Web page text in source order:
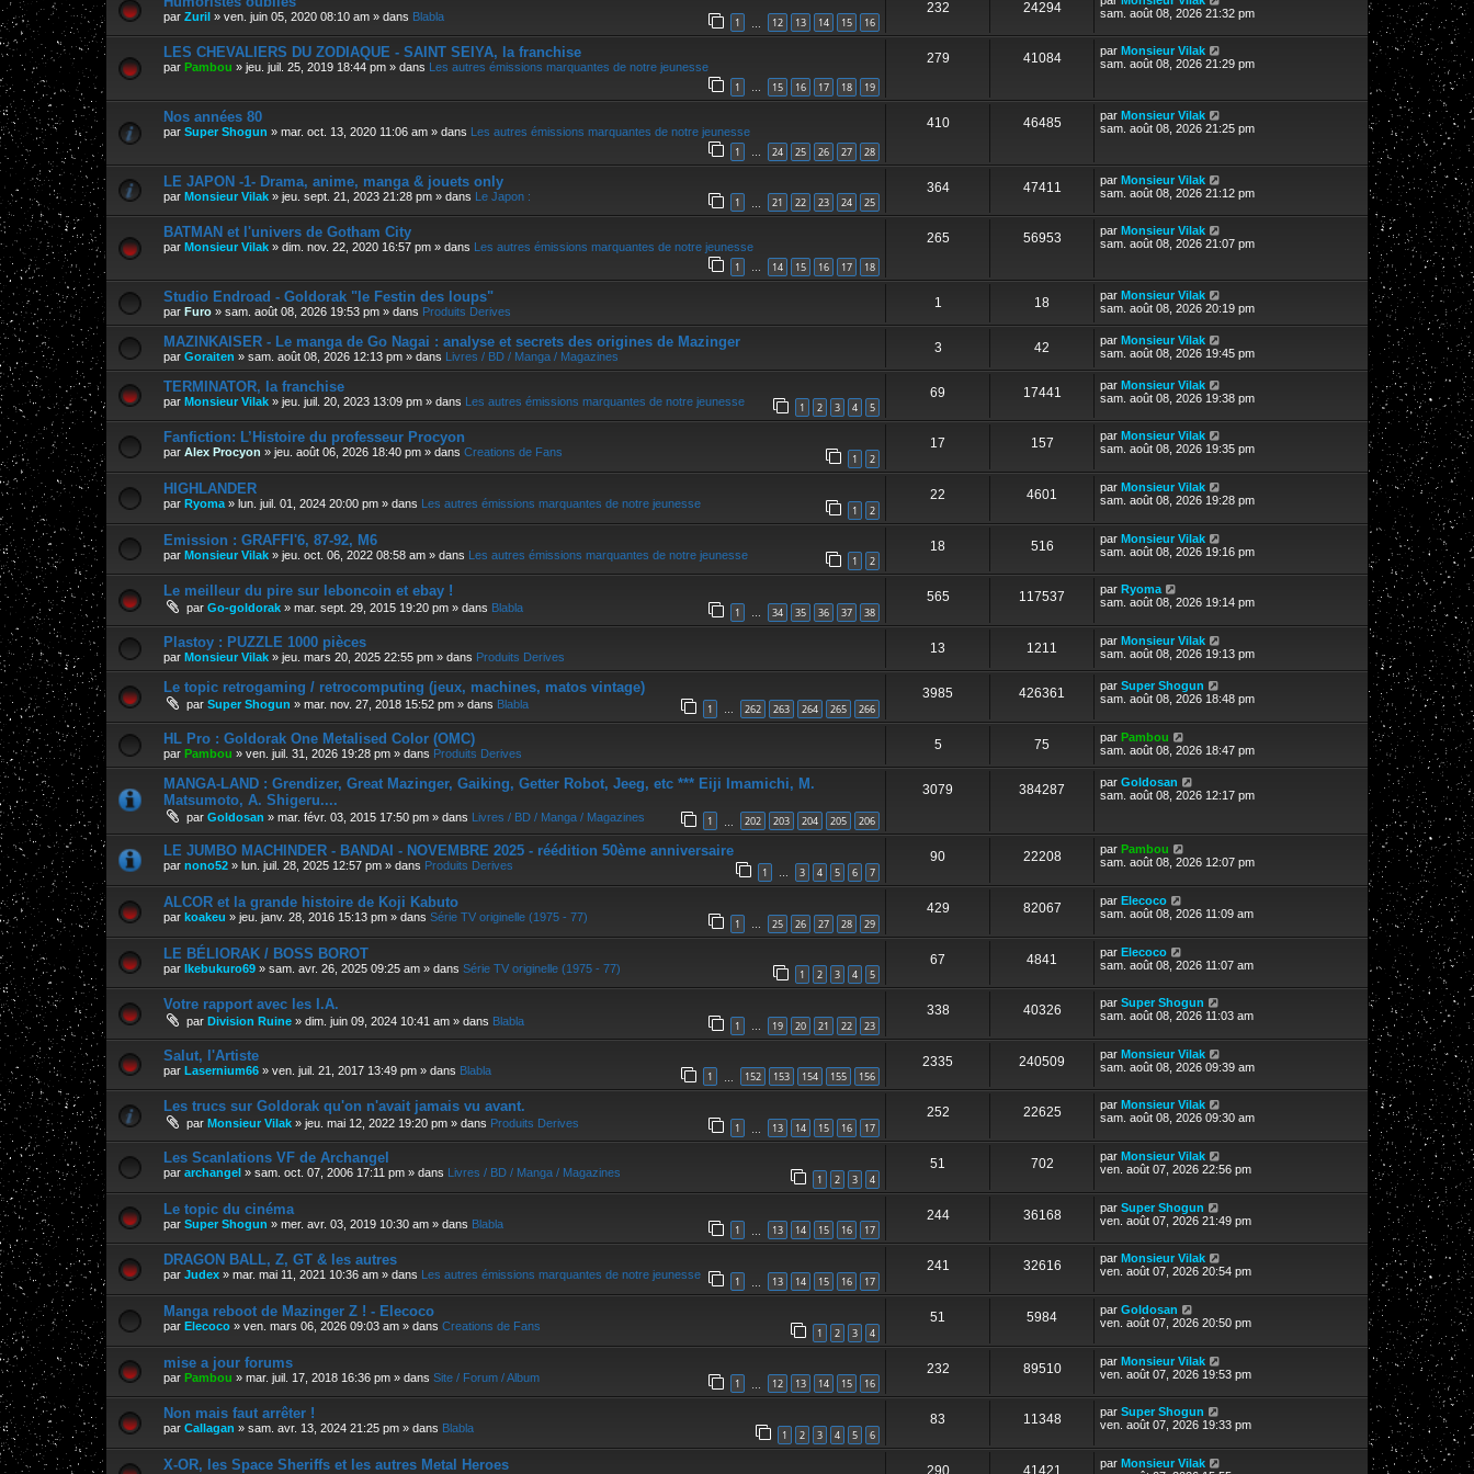
par Zuril » ven. juin 05, 2020 08:10 am » dans Blabla 1 12 13 14 15 16
232 24294
sam. août 08, 2026 21:32 pm
LES CHEVALIERS DU ZODIAQUE - SAINT SEIYA, la franchise
par Pambou » jeu. juil. 25, 2019 18:44 pm » dans Les autres émissions marquantes de notre jeunesse
1 … 15 16 17 18 19
279 41084 par Monsieur Vilak
sam. août 08, 2026 21:29 pm
Nos années 80
par Super Shogun » mar. oct. 13, 2020 11:06 am » dans Les autres émissions marquantes de notre jeunesse
1 24 25 26 27 28
410 46485 par Monsieur Vilak
sam. août 08, 2026 21:25 pm
LE JAPON -1- Drama, anime, manga & jouets only
par Monsieur Vilak » jeu. sept. 21, 2023 21:28 pm » dans Le Japon : 1 21 22 23 24 25
364 47411 par Monsieur Vilak
sam. août 08, 2026 21:12 pm
BATMAN et l'univers de Gotham City
par Monsieur Vilak » dim. nov. 22, 2020 16:57 pm » dans Les autres émissions marquantes de notre jeunesse
1 … 14 15 16 17 18
265 56953 par Monsieur Vilak
sam. août 08, 2026 21:07 pm
Studio Endroad - Goldorak "le Festin des loups"
par Furo » sam. août 08, 2026 19:53 pm » dans Produits Derives
1 18 par Monsieur Vilak
sam. août 08, 2026 20:19 pm
MAZINKAISER - Le manga de Go Nagai : analyse et secrets des origines de Mazinger
par Goraiten » sam. août 08, 2026 12:13 pm » dans Livres / BD / Manga / Magazines
3 42 par Monsieur Vilak
sam. août 08, 2026 19:45 pm
TERMINATOR, la franchise
par Monsieur Vilak » jeu. juil. 20, 2023 13:09 pm » dans Les autres émissions marquantes de notre jeunesse 1 2 3 4 5
69 17441 par Monsieur Vilak
sam. août 08, 2026 19:38 pm
Fanfiction: L’Histoire du professeur Procyon
par Alex Procyon » jeu. août 06, 2026 18:40 pm » dans Creations de Fans 1 2
17 157 par Monsieur Vilak
sam. août 08, 2026 19:35 pm
HIGHLANDER
par Ryoma » lun. juil. 01, 2024 20:00 pm » dans Les autres émissions marquantes de notre jeunesse 1 2
22 4601 par Monsieur Vilak
sam. août 08, 2026 19:28 pm
Emission : GRAFFI'6, 87-92, M6
par Monsieur Vilak » jeu. oct. 06, 2022 08:58 am » dans Les autres émissions marquantes de notre jeunesse 1 2
18 516 par Monsieur Vilak
sam. août 08, 2026 19:16 pm
Le meilleur du pire sur leboncoin et ebay !
par Go-goldorak » mar. sept. 29, 2015 19:20 pm » dans Blabla 1 … 34 35 36 37 38
565 117537 par Ryoma
sam. août 08, 2026 19:14 pm
Plastoy : PUZZLE 1000 pièces
par Monsieur Vilak » jeu. mars 20, 2025 22:55 pm » dans Produits Derives
13 1211 par Monsieur Vilak
sam. août 08, 2026 19:13 pm
Le topic retrogaming / retrocomputing (jeux, machines, matos vintage)
par Super Shogun » mar. nov. 27, 2018 15:52 pm » dans Blabla 1 … 262 263 264 265 266
3985 426361 par Super Shogun
sam. août 08, 2026 18:48 pm
HL Pro : Goldorak One Metalised Color (OMC)
par Pambou » ven. juil. 31, 2026 19:28 pm » dans Produits Derives
5 75 par Pambou
sam. août 08, 2026 18:47 pm
MANGA-LAND : Grendizer, Great Mazinger, Gaiking, Getter Robot, Jeeg, etc *** Eiji Imamichi, M.
Matsumoto, A. Shigeru....
par Goldosan » mar. févr. 03, 2015 17:50 pm » dans Livres / BD / Manga / Magazines 1 202 203 204 205 206
3079 384287 par Goldosan
sam. août 08, 2026 12:17 pm
LE JUMBO MACHINDER - BANDAI - NOVEMBRE 2025 - réédition 50ème anniversaire
par nono52 » lun. juil. 28, 2025 12:57 pm » dans Produits Derives 1 … 3 4 5 6 7
90 22208 par Pambou
sam. août 08, 2026 12:07 pm
ALCOR et la grande histoire de Koji Kabuto
par koakeu » jeu. janv. 28, 2016 15:13 pm » dans Série TV originelle (1975 - 77) 1 … 25 26 27 28 29
429 82067 par Elecoco
sam. août 08, 2026 11:09 am
LE BÉLIORAK / BOSS BOROT
par Ikebukuro69 » sam. avr. 26, 2025 09:25 am » dans Série TV originelle (1975 - 77) 1 2 3 4 5
67 4841 par Elecoco
sam. août 08, 2026 11:07 am
Votre rapport avec les I.A.
par Division Ruine » dim. juin 09, 2024 10:41 am » dans Blabla 1 … 19 20 21 22 23
338 40326 par Super Shogun
sam. août 08, 2026 11:03 am
Salut, l'Artiste
par Lasernium66 » ven. juil. 21, 2017 13:49 pm » dans Blabla 1 152 153 154 155 156
2335 240509 par Monsieur Vilak
sam. août 08, 2026 09:39 am
Les trucs sur Goldorak qu'on n'avait jamais vu avant.
par Monsieur Vilak » jeu. mai 12, 2022 19:20 pm » dans Produits Derives 1 13 14 15 16 17
252 22625 par Monsieur Vilak
sam. août 08, 2026 09:30 am
Les Scanlations VF de Archangel
par archangel » sam. oct. 07, 2006 17:11 pm » dans Livres / BD / Manga / Magazines 1 2 3 4
51 702 par Monsieur Vilak
ven. août 07, 2026 22:56 pm
Le topic du cinéma
par Super Shogun » mer. avr. 03, 2019 10:30 am » dans Blabla 1 13 14 15 16 17
244 36168 par Super Shogun
ven. août 07, 2026 21:49 pm
DRAGON BALL, Z, GT & les autres
par Judex » mar. mai 11, 2021 10:36 am » dans Les autres émissions marquantes de notre jeunesse 1 13 14 15 16 17
241 32616 par Monsieur Vilak
ven. août 07, 2026 20:54 pm
Manga reboot de Mazinger Z ! - Elecoco
par Elecoco » ven. mars 06, 2026 09:03 am » dans Creations de Fans 1 2 3 4
51 5984 par Goldosan
ven. août 07, 2026 20:50 pm
mise a jour forums
par Pambou » mar. juil. 17, 2018 16:36 pm » dans Site / Forum / Album 1 12 13 14 15 16
232 89510 par Monsieur Vilak
ven. août 07, 2026 19:53 pm
Non mais faut arrêter !
par Callagan » sam. avr. 13, 2024 21:25 pm » dans Blabla 1 2 3 4 5 6
83 11348 par Super Shogun
ven. août 07, 2026 19:33 pm
X-OR, les Space Sheriffs et les autres Metal Heroes 290 41421 par Monsieur Vilak